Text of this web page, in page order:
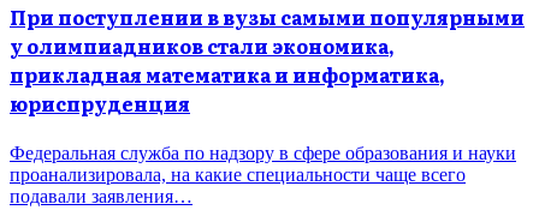
При поступлении в вузы самыми популярными
у олимпиадников стали экономика,
прикладная математика и информатика,
юриспруденция
Федеральная служба по надзору в сфере образования и науки
проанализировала, на какие специальности чаще всего
подавали заявления…